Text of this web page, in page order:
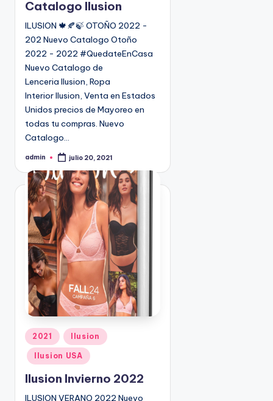
d
o
e
n
Catalogo Ilusion
ILUSION 🍁🍂🍃 OTOÑO 2022 -
202 Nuevo Catalogo Otoño
2022 - 2022 #QuedateEnCasa
Nuevo Catalogo de
Lenceria Ilusion, Ropa
Interior Ilusion, Venta en Estados
Unidos precios de Mayoreo en
todas tu compras. Nuevo
Catalogo…
P
b
c
a
d
p
o
admin julio 20, 2021
P
b
l
2021 Ilusion
Ilusion USA
Ilusion Invierno 2022
ILUSION VERANO 2022 Nuevo